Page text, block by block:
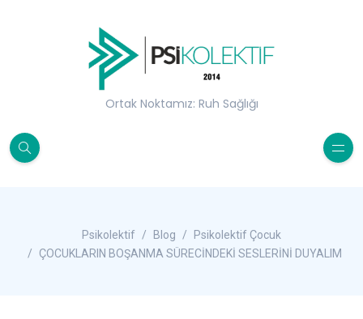
Ortak Noktamız: Ruh Sağlığı
Psikolektif Blog
Psikolektif Çocuk
ÇOCUKLARIN BOŞANMA SÜRECİNDEKİ SESLERİNİ DUYALIM